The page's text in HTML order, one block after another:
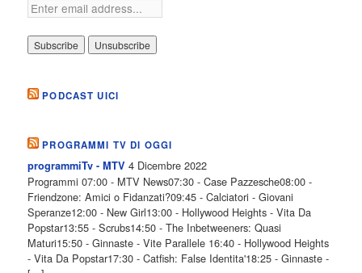
PODCAST UICI
PROGRAMMI TV DI OGGI
programmiTv - MTV 4 Dicembre 2022
Programmi 07:00 - MTV News07:30 - Case Pazzesche08:00 -
Friendzone: Amici o Fidanzati?09:45 - Calciatori - Giovani
Speranze12:00 - New Girl13:00 - Hollywood Heights - Vita Da
Popstar13:55 - Scrubs14:50 - The Inbetweeners: Quasi
Maturi15:50 - Ginnaste - Vite Parallele 16:40 - Hollywood Heights
- Vita Da Popstar17:30 - Catfish: False Identita'18:25 - Ginnaste -